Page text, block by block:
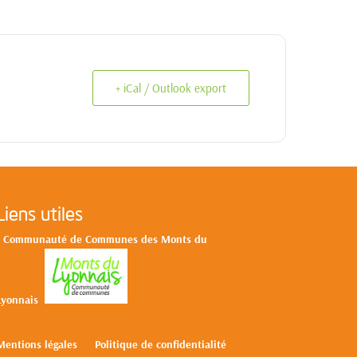
+ iCal / Outlook export
utiles
Communauté de Communes des Monts du
yonnais
légales Politique de confidentialité